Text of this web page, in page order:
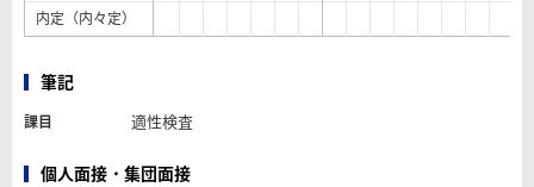
内定（内々定）
筆記
課目 適性検査
個人面接・集団面接